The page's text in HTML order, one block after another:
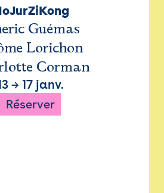
Guémas
Lorichon
Corman
→ 17 janv.
Réserver